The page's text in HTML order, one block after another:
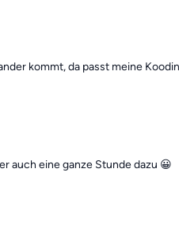
kommt, da passt meine
auch eine ganze Stunde dazu 😀